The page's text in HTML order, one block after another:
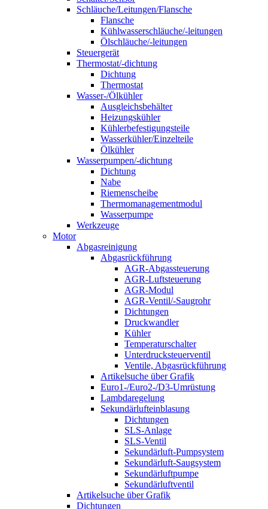
Schläuche/Leitungen/Flansche
Flansche
Kühlwasserschläuche/-leitungen
Ölschläuche/-leitungen
Steuergerät
Thermostat/-dichtung
Dichtung
Thermostat
Wasser-/Ölkühler
Ausgleichsbehälter
Heizungskühler
Kühlerbefestigungsteile
Wasserkühler/Einzelteile
Ölkühler
Wasserpumpen/-dichtung
Dichtung
Nabe
Riemenscheibe
Thermomanagementmodul
Wasserpumpe
Werkzeuge
Motor
Abgasreinigung
Abgasrückführung
AGR-Abgassteuerung
AGR-Luftsteuerung
AGR-Modul
AGR-Ventil/-Saugrohr
Dichtungen
Druckwandler
Kühler
Temperaturschalter
Unterdrucksteuerventil
Ventile, Abgasrückführung
Artikelsuche über Grafik
Euro1-/Euro2-/D3-Umrüstung
Lambdaregelung
Sekundärlufteinblasung
Dichtungen
SLS-Anlage
SLS-Ventil
Sekundärluft-Pumpsystem
Sekundärluft-Saugsystem
Sekundärluftpumpe
Sekundärluftventil
Artikelsuche über Grafik
Dichtungen